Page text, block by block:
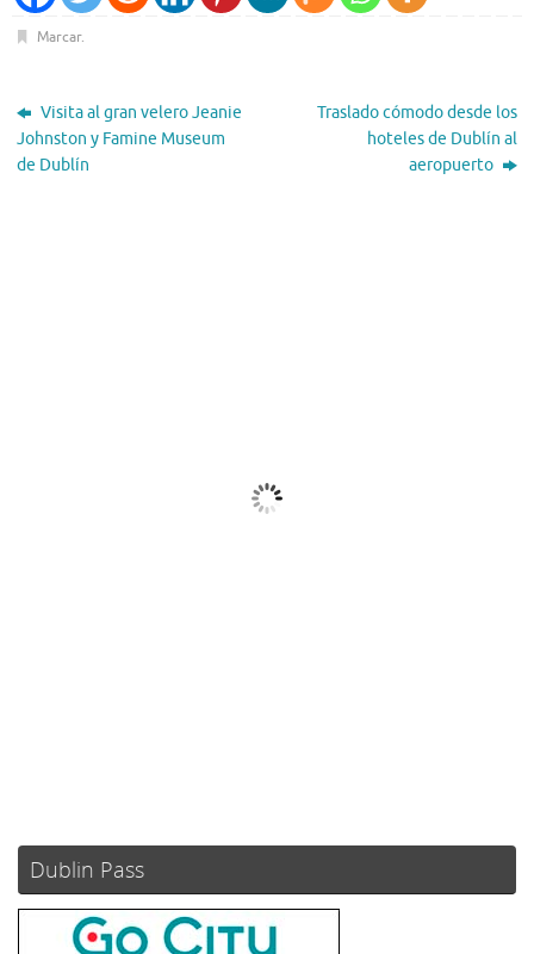
Marcar.
Visita al gran velero Jeanie
Johnston y Famine Museum
de Dublín
Traslado cómodo desde los
hoteles de Dublín al
aeropuerto
Nubes
Dublin Pass